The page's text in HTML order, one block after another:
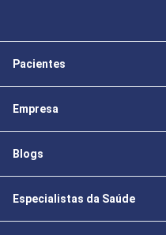
Pacientes
Empresa
Blogs
Especialistas da Saúde